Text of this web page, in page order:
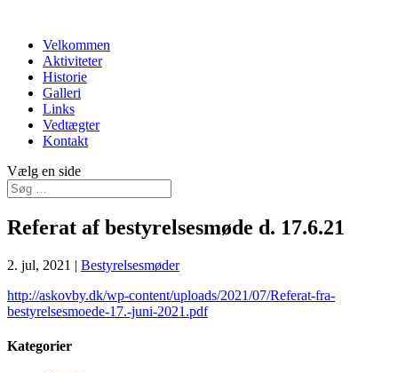
Velkommen
Aktiviteter
Historie
Galleri
Links
Vedtægter
Kontakt
Vælg en side
Referat af bestyrelsesmøde d. 17.6.21
2. jul, 2021 | Bestyrelsesmøder
http://askovby.dk/wp-content/uploads/2021/07/Referat-fra-
bestyrelsesmoede-17.-juni-2021.pdf
Kategorier